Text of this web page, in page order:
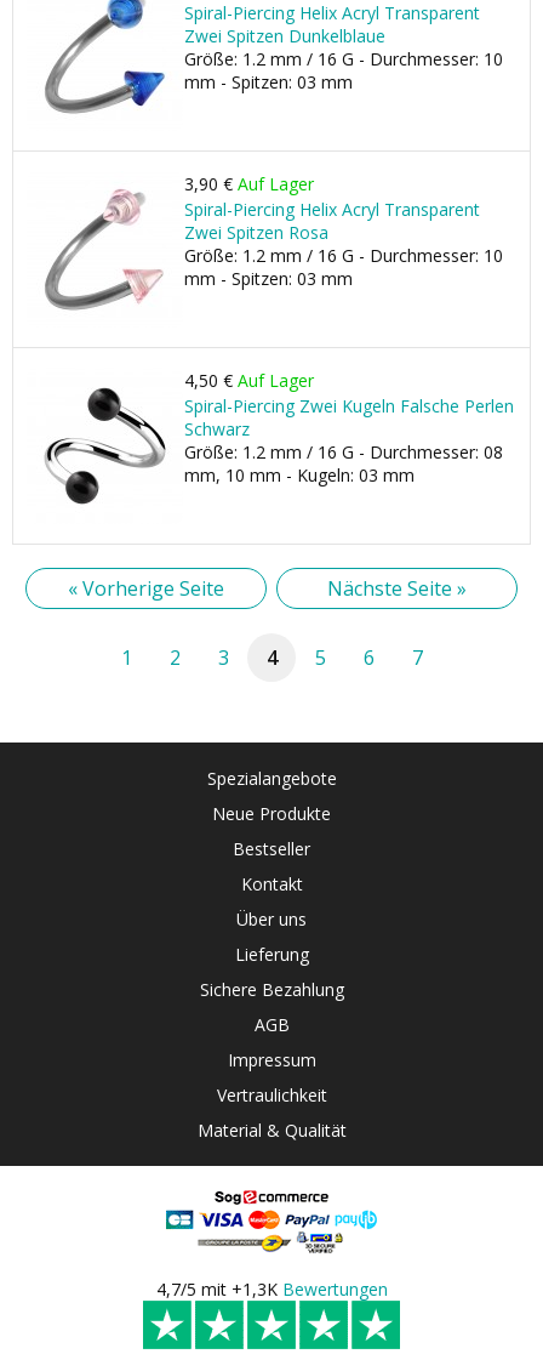
Spiral-Piercing Helix Acryl Transparent
Zwei Spitzen Dunkelblaue
Größe: 1.2 mm / 16 G - Durchmesser: 10
mm - Spitzen: 03 mm
3,90 € Auf Lager
Spiral-Piercing Helix Acryl Transparent
Zwei Spitzen Rosa
Größe: 1.2 mm / 16 G - Durchmesser: 10
mm - Spitzen: 03 mm
4,50 € Auf Lager
Spiral-Piercing Zwei Kugeln Falsche Perlen
Schwarz
Größe: 1.2 mm / 16 G - Durchmesser: 08
mm, 10 mm - Kugeln: 03 mm
« Vorherige Seite Nächste Seite »
1 2 3 4 5 6 7
Spezialangebote
Neue Produkte
Bestseller
Kontakt
Über uns
Lieferung
Sichere Bezahlung
AGB
Impressum
Vertraulichkeit
Material & Qualität
4,7/5 mit +1,3K Bewertungen